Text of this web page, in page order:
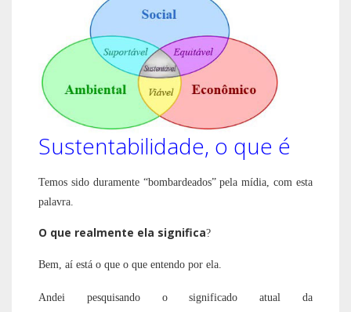
Sustentabilidade, o que é
Temos sido duramente “bombardeados” pela mídia, com esta
palavra.
O que realmente ela significa?
Bem, aí está o que o que entendo por ela.
Andei pesquisando o significado atual da